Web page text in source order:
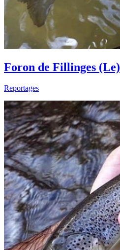
Foron de Fillinges (Le)
Reportages